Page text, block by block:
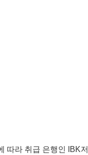
라 취급 은행인 IBK